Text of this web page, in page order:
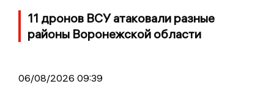
11 дронов ВСУ атаковали разные
районы Воронежской области
06/08/2026 09:39